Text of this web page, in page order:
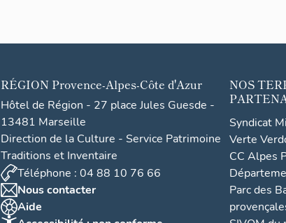
RÉGION Provence-Alpes-Côte d'Azur
Hôtel de Région - 27 place Jules Guesde -
13481 Marseille
Direction de la Culture - Service Patrimoine
Traditions et Inventaire
Téléphone : 04 88 10 76 66
Nous contacter
Aide
NOS
Syndicat
Verte
CC Alpes
Parc des